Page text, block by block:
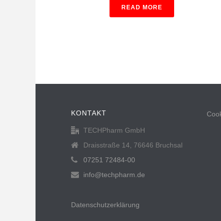
READ MORE
KONTAKT
TECHPharm GmbH
Draisstraße 14, 76646 Bruchsal
07251 72484-00
info@techpharm.de
Datenschutzerklärung